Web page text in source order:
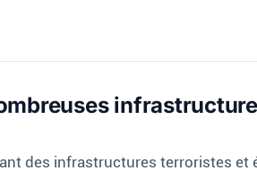
des infrastructures terroristes et